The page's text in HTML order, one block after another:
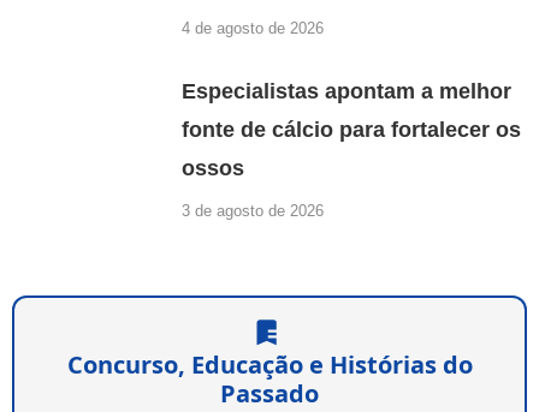
4 de agosto de 2026
Especialistas apontam a melhor
fonte de cálcio para fortalecer os
ossos
3 de agosto de 2026
Concurso, Educação e Histórias do
Passado